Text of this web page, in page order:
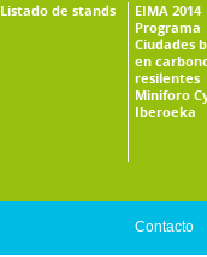
Listado de stands
EIMA 2014
Programa
Ciudades
en
resilentes
Miniforo
Iberoeka
Contacto